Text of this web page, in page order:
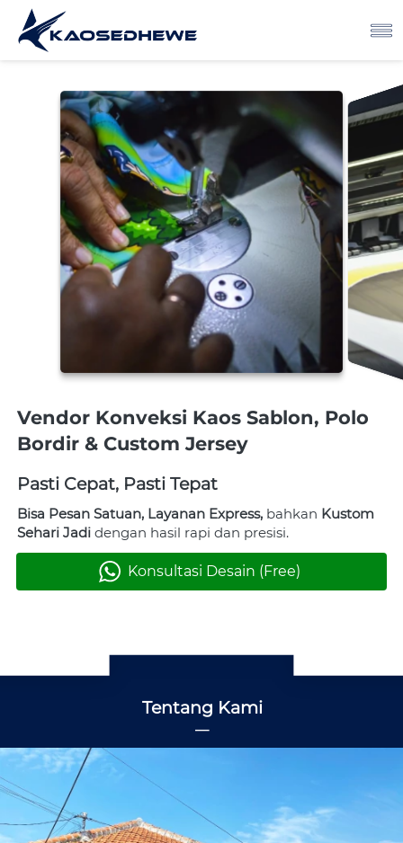
Vendor Konveksi Kaos Sablon, Polo
Bordir & Custom Jersey
Pasti Cepat, Pasti Tepat
Bisa Pesan Satuan, Layanan Express, bahkan Kustom
Sehari Jadi dengan hasil rapi dan presisi.
` Konsultasi Desain (Free)
Tentang Kami
―